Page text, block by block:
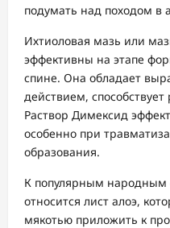
подумать над походом в
Ихтиоловая мазь или
эффективны на этапе
спине. Она обладает
действием,
Раствор Димексид
особенно при
образования.
К популярным народным
относится лист алоэ,
мякотью приложить к